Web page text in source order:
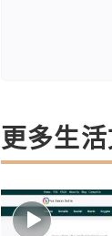
更多生